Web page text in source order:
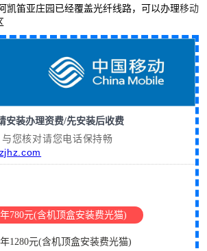
凯笛亚庄园已经覆盖光纤线路，可以办理移动